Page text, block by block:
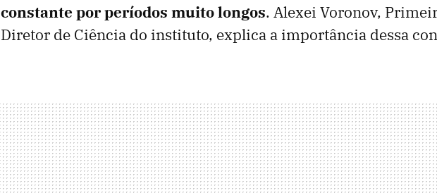
constante por períodos muito longos. Alexei Voronov,
Diretor de Ciência do instituto, explica a importância dessa